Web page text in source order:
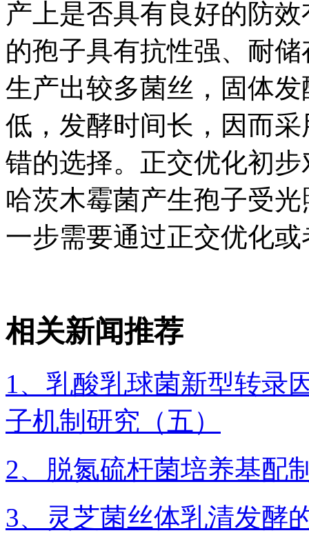
产上是否具有良好的防
的孢子具有抗性强、耐
生产出较多菌丝，固体
低，发酵时间长，因而
错的选择。正交优化初
哈茨木霉菌产生孢子受
一步需要通过正交优化
相关新闻推荐
1、乳酸乳球菌新型转录
子机制研究（五）
2、脱氮硫杆菌培养基配
3、灵芝菌丝体乳清发酵